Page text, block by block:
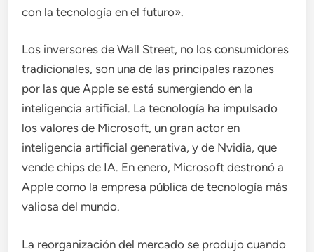
con la tecnología en el futuro».
Los inversores de Wall Street, no los consumidores
tradicionales, son una de las principales razones
por las que Apple se está sumergiendo en la
inteligencia artificial. La tecnología ha impulsado
los valores de Microsoft, un gran actor en
inteligencia artificial generativa, y de Nvidia, que
vende chips de IA. En enero, Microsoft destronó a
Apple como la empresa pública de tecnología más
valiosa del mundo.
La reorganización del mercado se produjo cuando